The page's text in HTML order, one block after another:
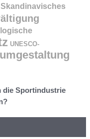
Skandinavisches
UNESCO-
die Sportindustrie